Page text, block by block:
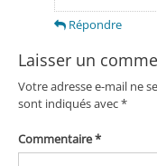
Répondre
Laisser un
Votre adresse e-mail ne
sont indiqués avec*
Commentaire*